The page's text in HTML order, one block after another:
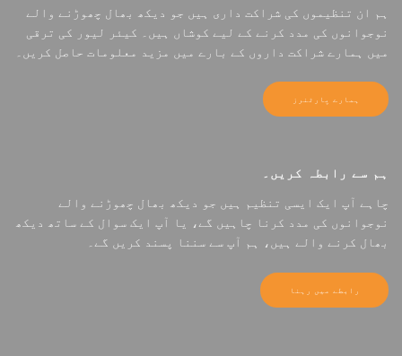
ہم ان تنظیموں کی شراکت داری ہیں جو دیکھ بھال چھوڑنے والے
نوجوانوں کی مدد کرنے کے لیے کوشاں ہیں۔ کیئر لیور کی ترقی
میں ہمارے شراکت داروں کے بارے میں مزید معلومات حاصل کریں۔
ہمارے پارٹنرز
ہم سے رابطہ کریں۔
چاہے آپ ایک ایسی تنظیم ہیں جو دیکھ بھال چھوڑنے والے
نوجوانوں کی مدد کرنا چاہیں گے، یا آپ ایک سوال کے ساتھ دیکھ
بھال کرنے والے ہیں، ہم آپ سے سننا پسند کریں گے۔
رابطے میں رہنا